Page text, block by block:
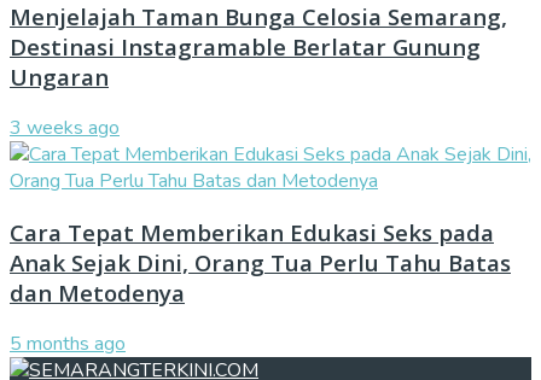
Menjelajah Taman Bunga Celosia Semarang,
Destinasi Instagramable Berlatar Gunung
Ungaran
3 weeks ago
Cara Tepat Memberikan Edukasi Seks pada
Anak Sejak Dini, Orang Tua Perlu Tahu Batas
dan Metodenya
5 months ago